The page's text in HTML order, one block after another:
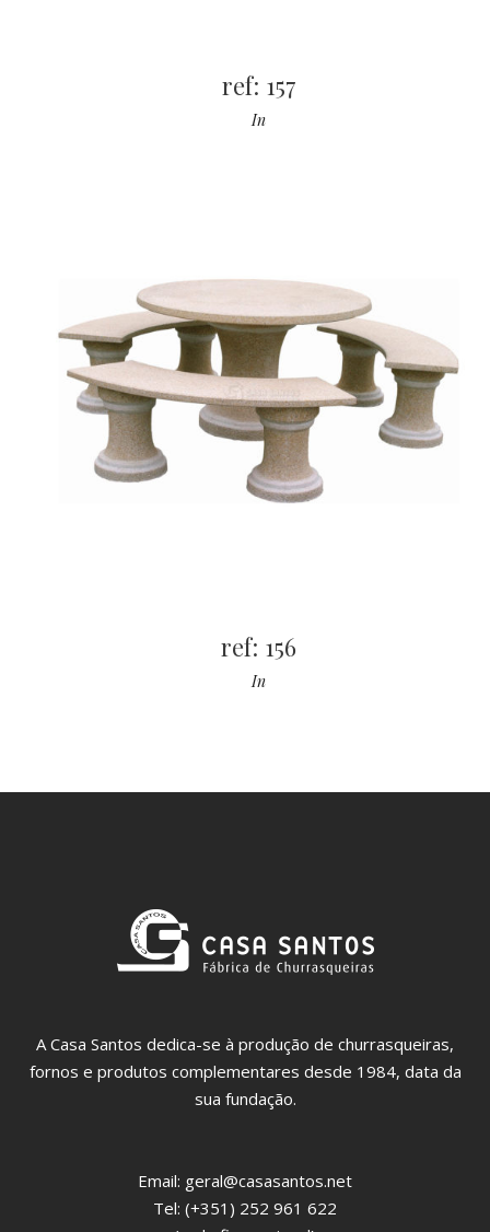
ref: 157
In
ref: 156
In
A Casa Santos dedica-se à produção de churrasqueiras,
fornos e produtos complementares desde 1984, data da
sua fundação.
Email: geral@casasantos.net
Tel: (+351) 252 961 622